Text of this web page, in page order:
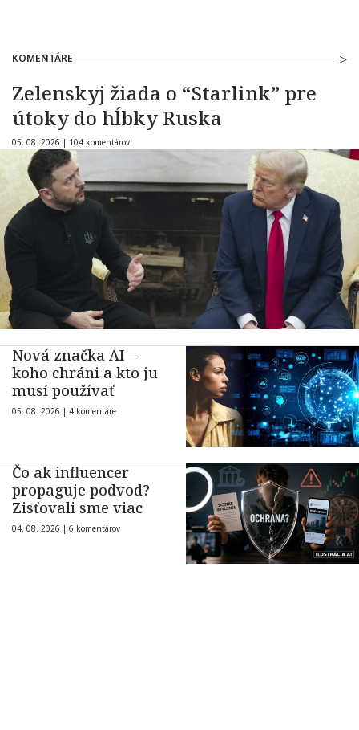
KOMENTÁRE
Zelenskyj žiada o “Starlink” pre
útoky do hĺbky Ruska
05. 08. 2026 | 104 komentárov
Nová značka AI –
koho chráni a kto ju
musí používať
05. 08. 2026 | 4 komentáre
Čo ak influencer
propaguje podvod?
Zisťovali sme viac
04. 08. 2026 | 6 komentárov